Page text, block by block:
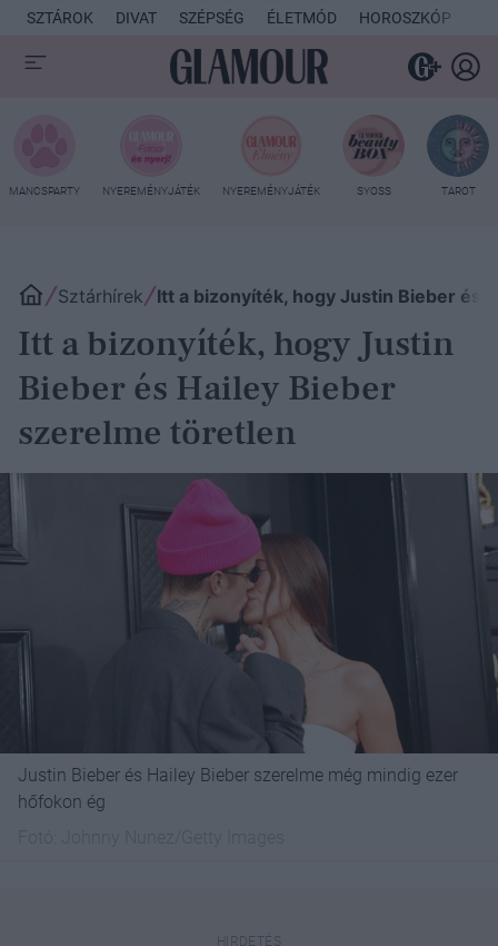
SZTÁROK DIVAT SZÉPSÉG ÉLETMÓD HOROSZKÓP
MANCSPARTY NYEREMÉNYJÁTÉK NYEREMÉNYJÁTÉK SYOSS TAROT
Sztárhírek Itt a bizonyíték, hogy Justin Bieber és
Itt a bizonyíték, hogy Justin
Bieber és Hailey Bieber
szerelme töretlen
Justin Bieber és Hailey Bieber szerelme még mindig ezer
hőfokon ég